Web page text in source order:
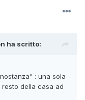
ha scritto:
: una sola
della casa ad